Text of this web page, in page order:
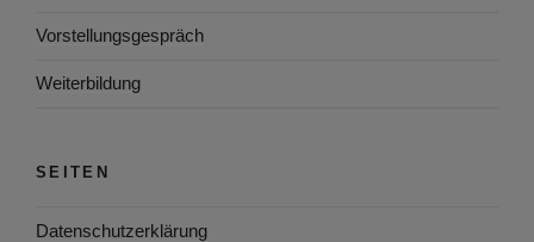
Vorstellungsgespräch
Weiterbildung
SEITEN
Datenschutzerklärung